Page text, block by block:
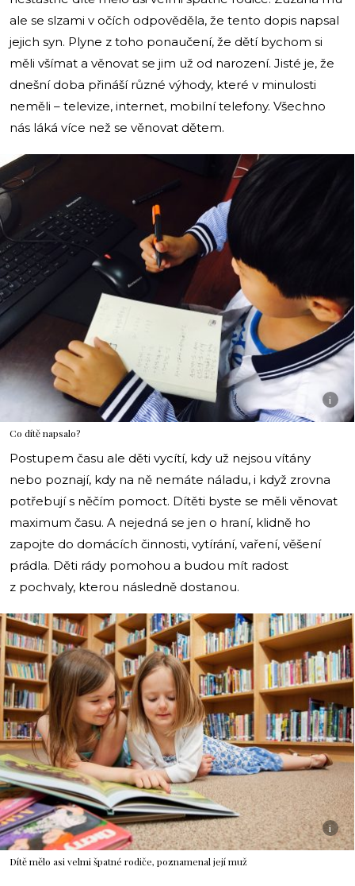
ale se slzami v očích odpověděla, že tento dopis napsal
jejich syn. Plyne z toho ponaučení, že dětí bychom si
měli všímat a věnovat se jim už od narození. Jisté je, že
dnešní doba přináší různé výhody, které v minulosti
neměli – televize, internet, mobilní telefony. Všechno
nás láká více než se věnovat dětem.
i
Co dítě napsalo?
Postupem času ale děti vycítí, kdy už nejsou vítány
nebo poznají, kdy na ně nemáte náladu, i když zrovna
potřebují s něčím pomoct. Dítěti byste se měli věnovat
maximum času. A nejedná se jen o hraní, klidně ho
zapojte do domácích činnosti, vytírání, vaření, věšení
prádla. Děti rády pomohou a budou mít radost
z pochvaly, kterou následně dostanou.
i
Dítě mělo asi velmi špatné rodiče, poznamenal její muž